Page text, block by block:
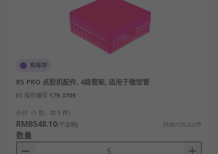
有库存
RS PRO 点胶机配件, 4路管架, 适用于微型管
RS 库存编号 179-3709
小计（1 包，共 5 件）
RMB548.10(不含税) RMB109.62/件
数量